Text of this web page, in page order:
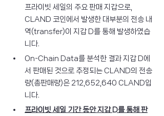
프라이빗 세일의 주요 판매 지갑으로,
CLAND 코인에서 발생한 대부분의 전송 내
역(transfer)이 지갑 D를 통해 발생하였습
니다.
On-Chain Data를 분석한 결과 지갑 D에
서 판매된 것으로 추정되는 CLAND의 전송
량(총판매량)은 212,652,640 CLAND입
니다.
프라이빗 세일 기간 동안 지갑 D를 통해 판